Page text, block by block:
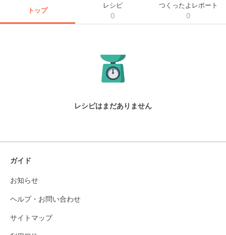
トップ
レシピ
0
つくったよレポート
0
レシピはまだありません
ガイド
お知らせ
ヘルプ・お問い合わせ
サイトマップ